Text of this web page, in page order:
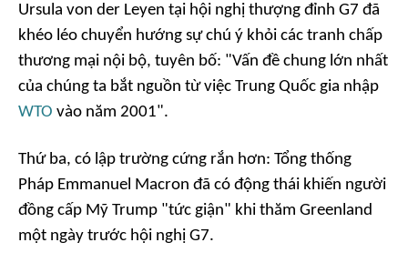
Ursula von der Leyen tại hội nghị thượng đỉnh G7 đã
khéo léo chuyển hướng sự chú ý khỏi các tranh chấp
thương mại nội bộ, tuyên bố: "Vấn đề chung lớn nhất
của chúng ta bắt nguồn từ việc Trung Quốc gia nhập
WTO vào năm 2001".
Thứ ba, có lập trường cứng rắn hơn: Tổng thống
Pháp Emmanuel Macron đã có động thái khiến người
đồng cấp Mỹ Trump "tức giận" khi thăm Greenland
một ngày trước hội nghị G7.